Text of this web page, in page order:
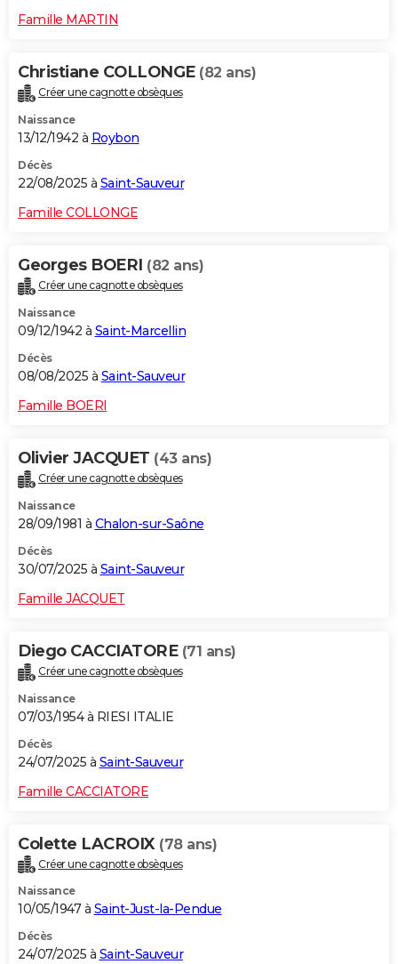
Famille MARTIN
Christiane COLLONGE (82 ans)
Créer une cagnotte obsèques
Naissance
13/12/1942 à Roybon
Décès
22/08/2025 à Saint-Sauveur
Famille COLLONGE
Georges BOERI (82 ans)
Créer une cagnotte obsèques
Naissance
09/12/1942 à Saint-Marcellin
Décès
08/08/2025 à Saint-Sauveur
Famille BOERI
Olivier JACQUET (43 ans)
Créer une cagnotte obsèques
Naissance
28/09/1981 à Chalon-sur-Saône
Décès
30/07/2025 à Saint-Sauveur
Famille JACQUET
Diego CACCIATORE (71 ans)
Créer une cagnotte obsèques
Naissance
07/03/1954 à RIESI ITALIE
Décès
24/07/2025 à Saint-Sauveur
Famille CACCIATORE
Colette LACROIX (78 ans)
Créer une cagnotte obsèques
Naissance
10/05/1947 à Saint-Just-la-Pendue
Décès
24/07/2025 à Saint-Sauveur